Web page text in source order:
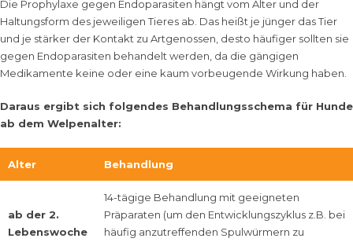
Die Prophylaxe gegen Endoparasiten hängt vom Alter und der
Haltungsform des jeweiligen Tieres ab. Das heißt je jünger das Tier
und je stärker der Kontakt zu Artgenossen, desto häufiger sollten sie
gegen Endoparasiten behandelt werden, da die gängigen
Medikamente keine oder eine kaum vorbeugende Wirkung haben.
Daraus ergibt sich folgendes Behandlungsschema für Hunde
ab dem Welpenalter:
Alter Behandlung
ab der 2.
Lebenswoche
14-tägige Behandlung mit geeigneten
Präparaten (um den Entwicklungszyklus z.B. bei
häufig anzutreffenden Spulwürmern zu